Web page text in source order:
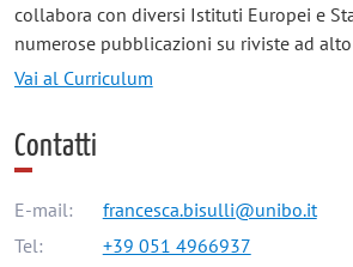
collabora con diversi Istituti Europei e
numerose pubblicazioni su riviste ad
Vai al Curriculum
Contatti
E-mail:
francesca.bisulli@unibo.it
Tel:
+39 051 4966937